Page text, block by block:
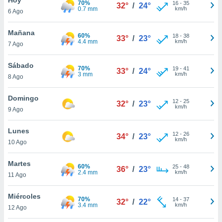
y
en
más
de
6 Ago
70%
0.7 mm
32° / 24° 16- 35
km/h
Mañana
7 Ago
60%
4.4 mm
33° / 23° 18- 38
km/h
Sábado
8 Ago
70%
3 mm
33° / 24° 19- 41
km/h
Domingo
9 Ago
32° / 23° 12- 25
km/h
Lunes
10 Ago
34° / 23° 12- 26
km/h
Martes
11 Ago
60%
2.4 mm
36° / 23° 25- 48
km/h
Miércoles
12 Ago
70%
3.4 mm
32° / 22° 14- 37
km/h